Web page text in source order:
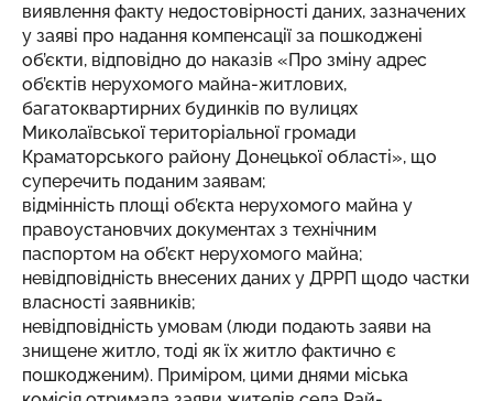
виявлення факту недостовірності даних, зазначених
у заяві про надання компенсації за пошкоджені
об’єкти, відповідно до наказів «Про зміну адрес
об’єктів нерухомого майна-житлових,
багатоквартирних будинків по вулицях
Миколаївської територіальної громади
Краматорського району Донецької області», що
суперечить поданим заявам;
відмінність площі об’єкта нерухомого майна у
правоустановчих документах з технічним
паспортом на об’єкт нерухомого майна;
невідповідність внесених даних у ДРРП щодо частки
власності заявників;
невідповідність умовам (люди подають заяви на
знищене житло, тоді як їх житло фактично є
пошкодженим). Приміром, цими днями міська